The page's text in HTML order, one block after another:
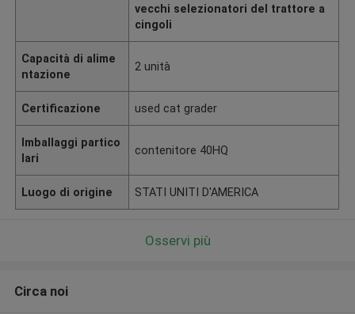
vecchi selezionatori del trattore a
cingoli
Capacità di alime
ntazione
2 unità
Certificazione used cat grader
Imballaggi partico
lari
contenitore 40HQ
Luogo di origine STATI UNITI D'AMERICA
Osservi più
Circa noi